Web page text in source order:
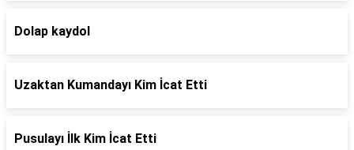
Dolap kaydol
Uzaktan Kumandayı Kim İcat Etti
Pusulayı İlk Kim İcat Etti